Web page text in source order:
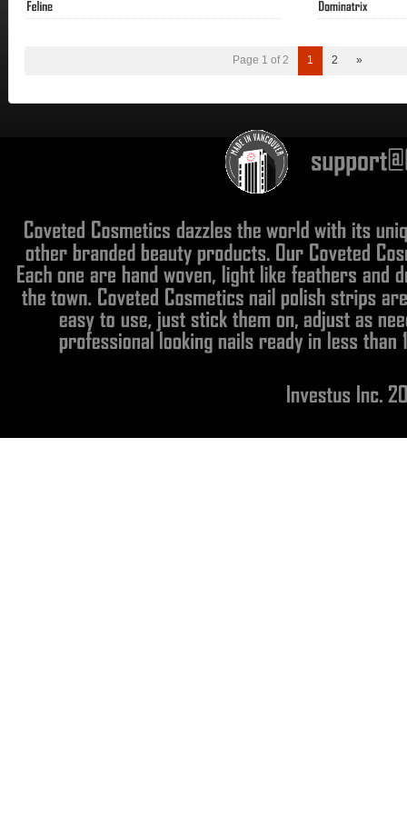
Page 1 of 2 1 2 »